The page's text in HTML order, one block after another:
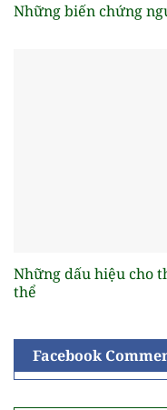
Những biến chứng
Những dấu hiệu cho
thể
Facebook